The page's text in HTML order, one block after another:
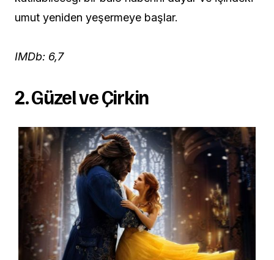
umut yeniden yeşermeye başlar.
IMDb: 6,7
2. Güzel ve Çirkin